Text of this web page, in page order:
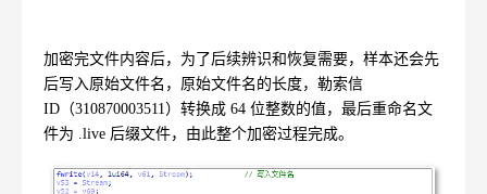
加密完文件内容后，为了后续辨识和恢复需要，样本还会先
后写入原始文件名，原始文件名的长度，勒索信
ID （310870003511）转换成 64 位整数的值，最后重命名文
件为 .live 后缀文件，由此整个加密过程完成。